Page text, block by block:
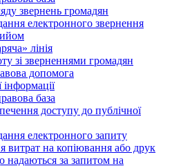
звернень громадян
електронного звернення
лінія
зі зверненнями громадян
допомога
база
доступу до публічної
електронного запиту
витрат на копіювання або друк
надаються за запитом на